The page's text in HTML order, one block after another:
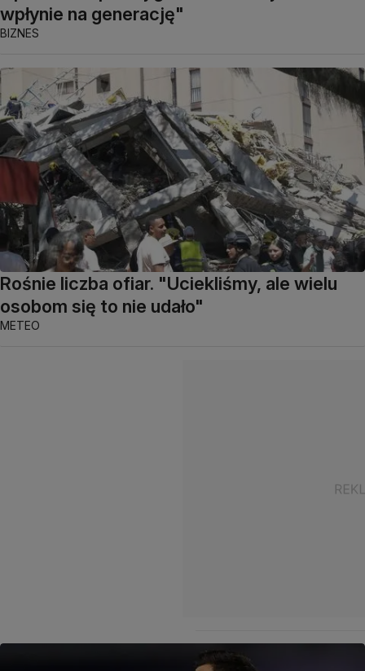
wpłynie na generację"
BIZNES
Rośnie liczba ofiar. "Uciekliśmy, ale wielu
osobom się to nie udało"
METEO